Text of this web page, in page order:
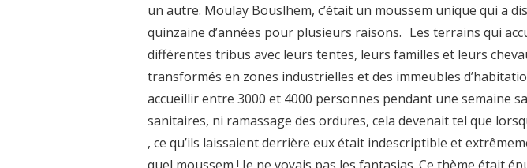
un autre. Moulay Bouslhem, c’était un moussem unique qui a
quinzaine d’années pour plusieurs raisons. Les terrains qui
différentes tribus avec leurs tentes, leurs familles et leurs
transformés en zones industrielles et des immeubles
accueillir entre 3000 et 4000 personnes pendant une semaine
sanitaires, ni ramassage des ordures, cela devenait tel que
, ce qu’ils laissaient derrière eux était indescriptible et
quel moussem ! Je ne voyais pas les fantasias. Ce thème était